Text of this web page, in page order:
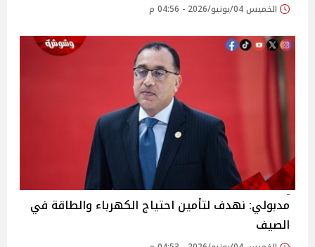
الخميس 04/يونيو/2026 - 04:56 م
مدبولي: نهدف لتأمين احتياج الكهرباء والطاقة في
الصيف